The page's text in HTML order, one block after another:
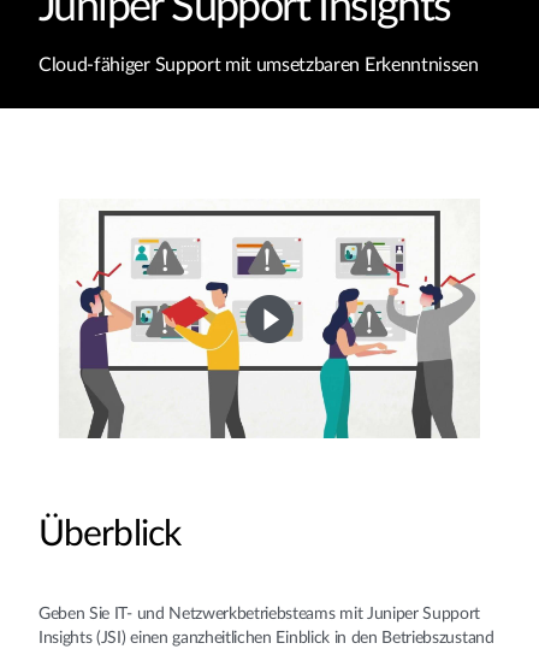
Cloud-fähiger Support mit umsetzbaren Erkenntnissen
Überblick
Geben Sie IT- und Netzwerkbetriebsteams mit Juniper Support
Insights (JSI) einen ganzheitlichen Einblick in den Betriebszustand